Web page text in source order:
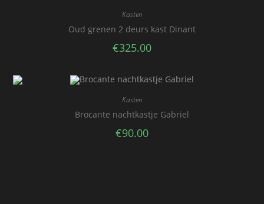
Kasten
Oud grenen 2 deurs kast Dinant
€325.00
Kasten
Brocante nachtkastje Gabriel
€90.00